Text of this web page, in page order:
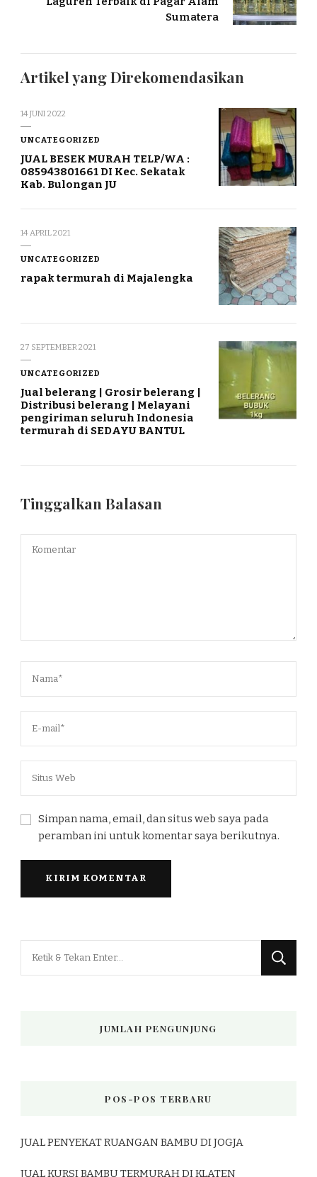
Sumatera
Artikel yang Direkomendasikan
14 JUNI 2022
UNCATEGORIZED
JUAL BESEK MURAH TELP/WA :
085943801661 DI Kec. Sekatak
Kab. Bulongan JU
14 APRIL 2021
UNCATEGORIZED
rapak termurah di Majalengka
27 SEPTEMBER 2021
UNCATEGORIZED
Jual belerang | Grosir belerang |
Distribusi belerang | Melayani
pengiriman seluruh Indonesia
termurah di SEDAYU BANTUL
Tinggalkan Balasan
Simpan nama, email, dan situs web saya pada
peramban ini untuk komentar saya berikutnya.
Mencari
JUMLAH PENGUNJUNG
POS-POS TERBARU
JUAL PENYEKAT RUANGAN BAMBU DI JOGJA
JUAL KURSI BAMBU TERMURAH DI KLATEN